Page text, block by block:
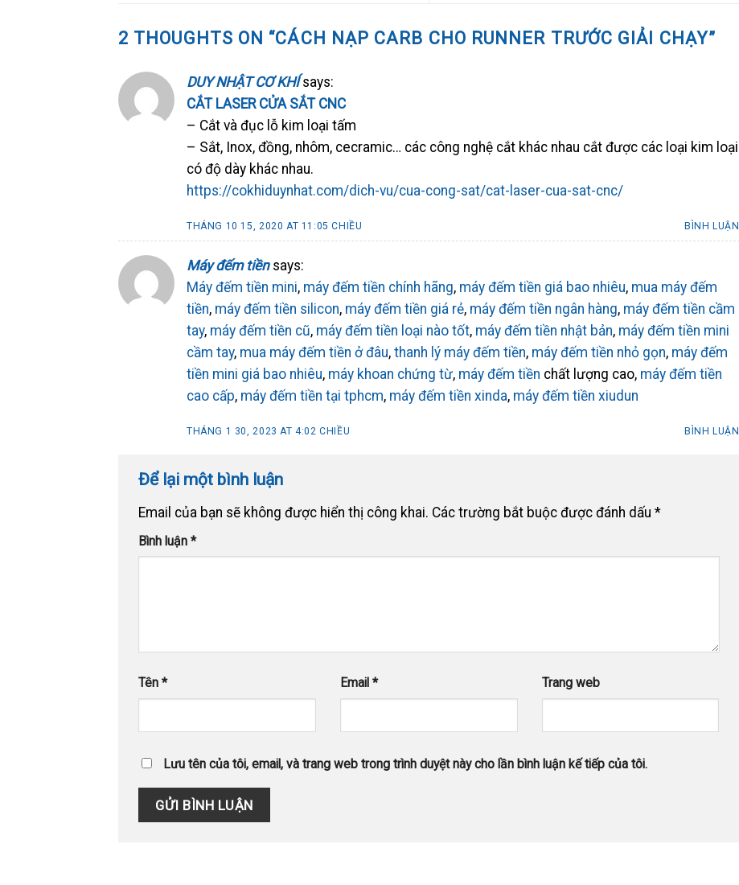
2 THOUGHTS ON “CÁCH NẠP CARB CHO RUNNER TRƯỚC GIẢI CHẠY”
DUY NHẬT CƠ KHÍ says:
CẮT LASER CỬA SẮT CNC
– Cắt và đục lỗ kim loại tấm
– Sắt, Inox, đồng, nhôm, cecramic… các công nghệ cắt khác nhau cắt được các loại kim loại
có độ dày khác nhau.
https://cokhiduynhat.com/dich-vu/cua-cong-sat/cat-laser-cua-sat-cnc/
THÁNG 10 15, 2020 AT 11:05 CHIỀU BÌNH LUẬN
Máy đếm tiền says:
Máy đếm tiền mini, máy đếm tiền chính hãng, máy đếm tiền giá bao nhiêu, mua máy đếm
tiền, máy đếm tiền silicon, máy đếm tiền giá rẻ, máy đếm tiền ngân hàng, máy đếm tiền cầm
tay, máy đếm tiền cũ, máy đếm tiền loại nào tốt, máy đếm tiền nhật bản, máy đếm tiền mini
cầm tay, mua máy đếm tiền ở đâu, thanh lý máy đếm tiền, máy đếm tiền nhỏ gọn, máy đếm
tiền mini giá bao nhiêu, máy khoan chứng từ, máy đếm tiền chất lượng cao, máy đếm tiền
cao cấp, máy đếm tiền tại tphcm, máy đếm tiền xinda, máy đếm tiền xiudun
THÁNG 1 30, 2023 AT 4:02 CHIỀU BÌNH LUẬN
Để lại một bình luận
Email của bạn sẽ không được hiển thị công khai. Các trường bắt buộc được đánh dấu *
Bình luận *
Tên * Email * Trang web
Lưu tên của tôi, email, và trang web trong trình duyệt này cho lần bình luận kế tiếp của tôi.